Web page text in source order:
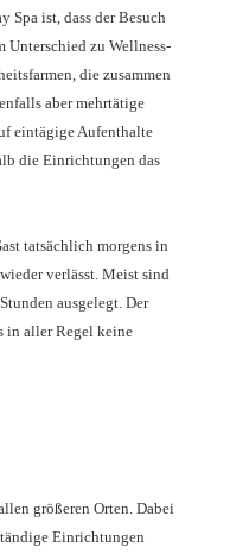
Spa ist, dass der Besuch
Unterschied zu Wellness-
die zusammen
aber mehrtätige
eintägige Aufenthalte
die Einrichtungen das
tatsächlich morgens in
verlässt. Meist sind
ausgelegt. Der
in aller Regel keine
größeren Orten. Dabei
Einrichtungen